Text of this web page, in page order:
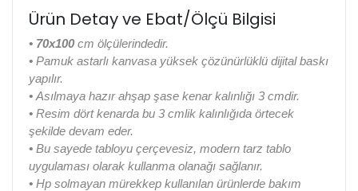
Ürün Detay ve Ebat/Ölçü Bilgisi
• 70x100 cm ölçülerindedir.
• Pamuk astarlı kanvasa yüksek çözünürlüklü dijital baskı
yapılır.
• Asılmaya hazır ahşap şase kenar kalınlığı 3 cmdir.
• Resim dört kenarda bu 3 cmlik kalınlığıda örtecek
şekilde devam eder.
• Bu sayede tabloyu çerçevesiz, modern tarz tablo
uygulaması olarak kullanma olanağı sağlanır.
• Hp solmayan mürekkep kullanılan ürünlerde bakım